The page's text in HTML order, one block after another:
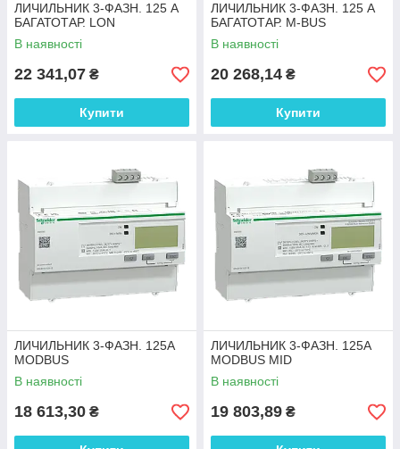
ЛИЧИЛЬНИК 3-ФАЗН. 125 А
БАГАТОТАР. LON
В наявності
22 341,07 ₴
Купити
ЛИЧИЛЬНИК 3-ФАЗН. 125 А
БАГАТОТАР. M-BUS
В наявності
20 268,14 ₴
Купити
ЛИЧИЛЬНИК 3-ФАЗН. 125А
MODBUS
В наявності
18 613,30 ₴
ЛИЧИЛЬНИК 3-ФАЗН. 125А
MODBUS MID
В наявності
19 803,89 ₴